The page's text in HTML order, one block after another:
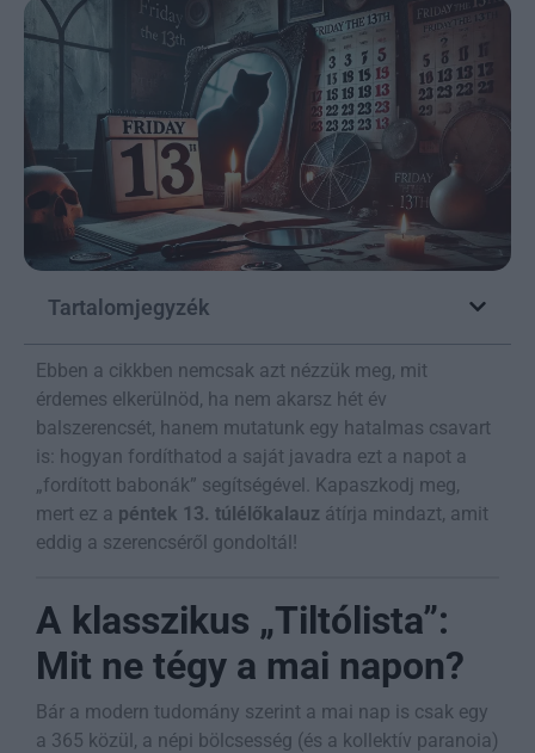
Tartalomjegyzék
Ebben a cikkben nemcsak azt nézzük meg, mit
érdemes elkerülnöd, ha nem akarsz hét év
balszerencsét, hanem mutatunk egy hatalmas csavart
is: hogyan fordíthatod a saját javadra ezt a napot a
„fordított babonák” segítségével. Kapaszkodj meg,
mert ez a péntek 13. túlélőkalauz átírja mindazt, amit
eddig a szerencséről gondoltál!
A klasszikus „Tiltólista”:
Mit ne tégy a mai napon?
Bár a modern tudomány szerint a mai nap is csak egy
a 365 közül, a népi bölcsesség (és a kollektív paranoia)